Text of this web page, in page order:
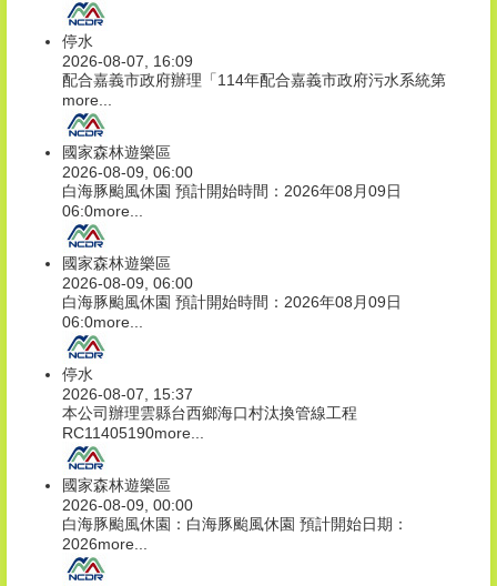
停水
2026-08-07, 16:09
配合嘉義市政府辦理「114年配合嘉義市政府污水系統第
more...
國家森林遊樂區
2026-08-09, 06:00
白海豚颱風休園 預計開始時間：2026年08月09日
06:0more...
國家森林遊樂區
2026-08-09, 06:00
白海豚颱風休園 預計開始時間：2026年08月09日
06:0more...
停水
2026-08-07, 15:37
本公司辦理雲縣台西鄉海口村汰換管線工程
RC11405190more...
國家森林遊樂區
2026-08-09, 00:00
白海豚颱風休園：白海豚颱風休園 預計開始日期：
2026more...